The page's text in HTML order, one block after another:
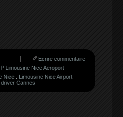
Ecrire commentaire
Limousine Nice Aeroport
Nice
Limousine Nice Airport
driver Cannes